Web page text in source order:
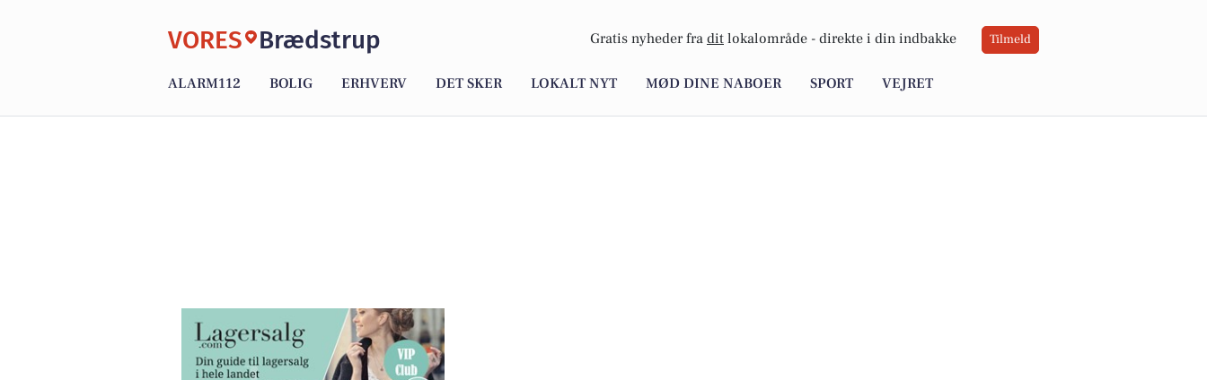
VORES Brædstrup Gratis nyheder fra dit lokalområde - direkte i din indbakke Tilmeld
ALARM112 BOLIG ERHVERV DET SKER LOKALT NYT MØD DINE NABOER SPORT VEJRET